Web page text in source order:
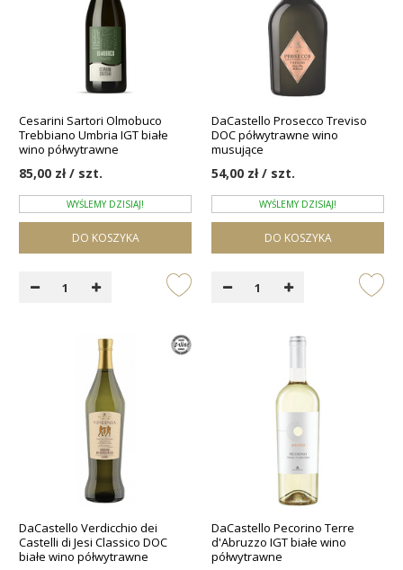
Cesarini Sartori Olmobuco
Trebbiano Umbria IGT białe
wino półwytrawne
85,00 zł / szt.
WYŚLEMY DZISIAJ!
DO KOSZYKA
DaCastello Prosecco Treviso
DOC półwytrawne wino
musujące
54,00 zł / szt.
WYŚLEMY DZISIAJ!
DO KOSZYKA
DaCastello Verdicchio dei
Castelli di Jesi Classico DOC
białe wino półwytrawne
DaCastello Pecorino Terre
d'Abruzzo IGT białe wino
półwytrawne